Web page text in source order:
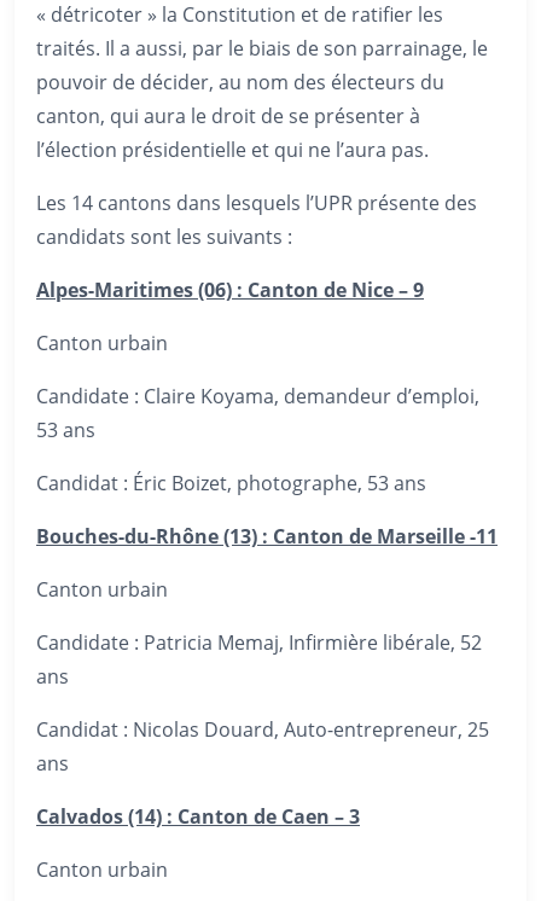
« détricoter » la Constitution et de ratifier les
traités. Il a aussi, par le biais de son parrainage, le
pouvoir de décider, au nom des électeurs du
canton, qui aura le droit de se présenter à
l’élection présidentielle et qui ne l’aura pas.
Les 14 cantons dans lesquels l’UPR présente des
candidats sont les suivants :
Alpes-Maritimes (06) : Canton de Nice – 9
Canton urbain
Candidate : Claire Koyama, demandeur d’emploi,
53 ans
Candidat : Éric Boizet, photographe, 53 ans
Bouches-du-Rhône (13) : Canton de Marseille -11
Canton urbain
Candidate : Patricia Memaj, Infirmière libérale, 52
ans
Candidat : Nicolas Douard, Auto-entrepreneur, 25
ans
Calvados (14) : Canton de Caen – 3
Canton urbain